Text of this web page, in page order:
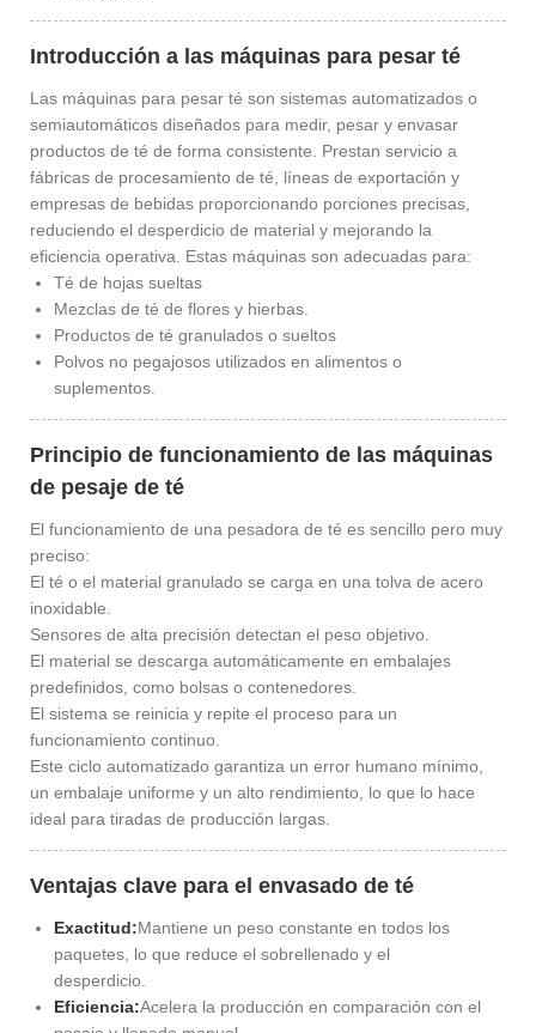
Introducción a las máquinas para pesar té
Las máquinas para pesar té son sistemas automatizados o
semiautomáticos diseñados para medir, pesar y envasar
productos de té de forma consistente. Prestan servicio a
fábricas de procesamiento de té, líneas de exportación y
empresas de bebidas proporcionando porciones precisas,
reduciendo el desperdicio de material y mejorando la
eficiencia operativa. Estas máquinas son adecuadas para:
Té de hojas sueltas
Mezclas de té de flores y hierbas.
Productos de té granulados o sueltos
Polvos no pegajosos utilizados en alimentos o
suplementos.
Principio de funcionamiento de las máquinas
de pesaje de té
El funcionamiento de una pesadora de té es sencillo pero muy
preciso:
El té o el material granulado se carga en una tolva de acero
inoxidable.
Sensores de alta precisión detectan el peso objetivo.
El material se descarga automáticamente en embalajes
predefinidos, como bolsas o contenedores.
El sistema se reinicia y repite el proceso para un
funcionamiento continuo.
Este ciclo automatizado garantiza un error humano mínimo,
un embalaje uniforme y un alto rendimiento, lo que lo hace
ideal para tiradas de producción largas.
Ventajas clave para el envasado de té
Exactitud:Mantiene un peso constante en todos los
paquetes, lo que reduce el sobrellenado y el
desperdicio.
Eficiencia:Acelera la producción en comparación con el